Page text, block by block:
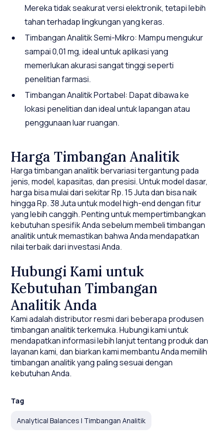
Mereka tidak seakurat versi elektronik, tetapi lebih
tahan terhadap lingkungan yang keras.
Timbangan Analitik Semi-Mikro: Mampu mengukur
sampai 0,01 mg, ideal untuk aplikasi yang
memerlukan akurasi sangat tinggi seperti
penelitian farmasi.
Timbangan Analitik Portabel: Dapat dibawa ke
lokasi penelitian dan ideal untuk lapangan atau
penggunaan luar ruangan.
Harga Timbangan Analitik
Harga timbangan analitik bervariasi tergantung pada
jenis, model, kapasitas, dan presisi. Untuk model dasar,
harga bisa mulai dari sekitar Rp. 15 Juta dan bisa naik
hingga Rp. 38 Juta untuk model high-end dengan fitur
yang lebih canggih. Penting untuk mempertimbangkan
kebutuhan spesifik Anda sebelum membeli timbangan
analitik untuk memastikan bahwa Anda mendapatkan
nilai terbaik dari investasi Anda.
Hubungi Kami untuk
Kebutuhan Timbangan
Analitik Anda
Kami adalah distributor resmi dari beberapa produsen
timbangan analitik terkemuka. Hubungi kami untuk
mendapatkan informasi lebih lanjut tentang produk dan
layanan kami, dan biarkan kami membantu Anda memilih
timbangan analitik yang paling sesuai dengan
kebutuhan Anda.
Tag
Analytical Balances | Timbangan Analitik